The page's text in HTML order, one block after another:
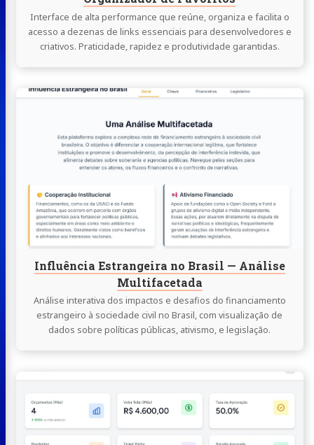
Interface de alta performance que reúne, organiza e facilita o
acesso a dezenas de links essenciais para desenvolvedores e
criativos. Praticidade, rapidez e produtividade garantidas.
Influência Estrangeira no Brasil — Análise
Multifacetada
Análise interativa dos impactos e desafios do financiamento
estrangeiro à sociedade civil no Brasil, com visualização de
dados sobre políticas públicas, ativismo, e legislação.
Continue
Influência
Estrangeira
Brasil
Análise
Multifacetada
lendo
Gestão